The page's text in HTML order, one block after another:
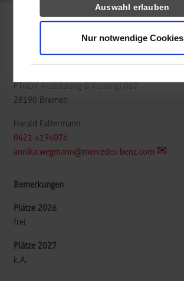
Auswahl erlauben
Nur notwendige Cookies
PT/xDV Ausbildung & Training| 067
28190 Bremen
Harald Faltermann
0421 4194076
annika.wegmann@mercedes-benz.com
frei
k.A.